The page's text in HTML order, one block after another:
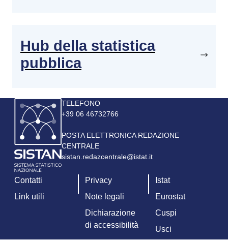
Hub della statistica
pubblica
Immagine
TELEFONO
+39 06 46732766
POSTA ELETTRONICA REDAZIONE
CENTRALE
sistan.redazcentrale@istat.it
Contatti
Link utili
Privacy
Note legali
Dichiarazione
di accessibilità
Istat
Eurostat
Cuspi
Usci